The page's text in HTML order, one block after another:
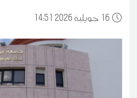
16 14:51 2026 جويلية